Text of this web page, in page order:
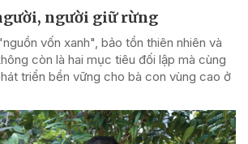
người giữ rừng
vốn xanh", bảo tồn thiên nhiên và
còn là hai mục tiêu đối lập mà cùng
triển bền vững cho bà con vùng cao ở